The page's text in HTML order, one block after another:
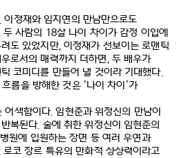
.이정재와 임지연의 만남만으로도
두 사람의 18살 나이 차이가 감정 이입에
도 있었지만, 이정재가 선보이는 로맨틱
로서의 매력까지 더하면, 두 배우가
코미디를 만들어 낼 것이라 기대했다.
름을 방해한 것은 ‘나이 차이’가
어색함이다.임현준과 위정신의 만남이
복된다. 술에 취한 위정신이 임현준의
원에 입원하는 장면 등 여러 우연과
로코 장르 특유의 만화적 상상력이라고